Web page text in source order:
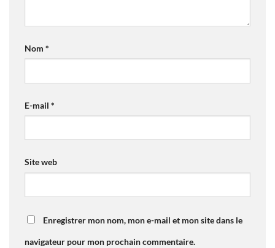
Nom *
E-mail *
Site web
Enregistrer mon nom, mon e-mail et mon site dans le
navigateur pour mon prochain commentaire.